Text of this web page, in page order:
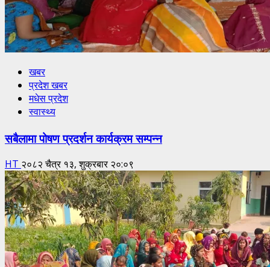
खबर
प्रदेश खबर
मधेस प्रदेश
स्वास्थ्य
सबैलामा पोषण प्रदर्शन कार्यक्रम सम्पन्न
HT २०८२ चैत्र १३, शुक्रबार २०:०९